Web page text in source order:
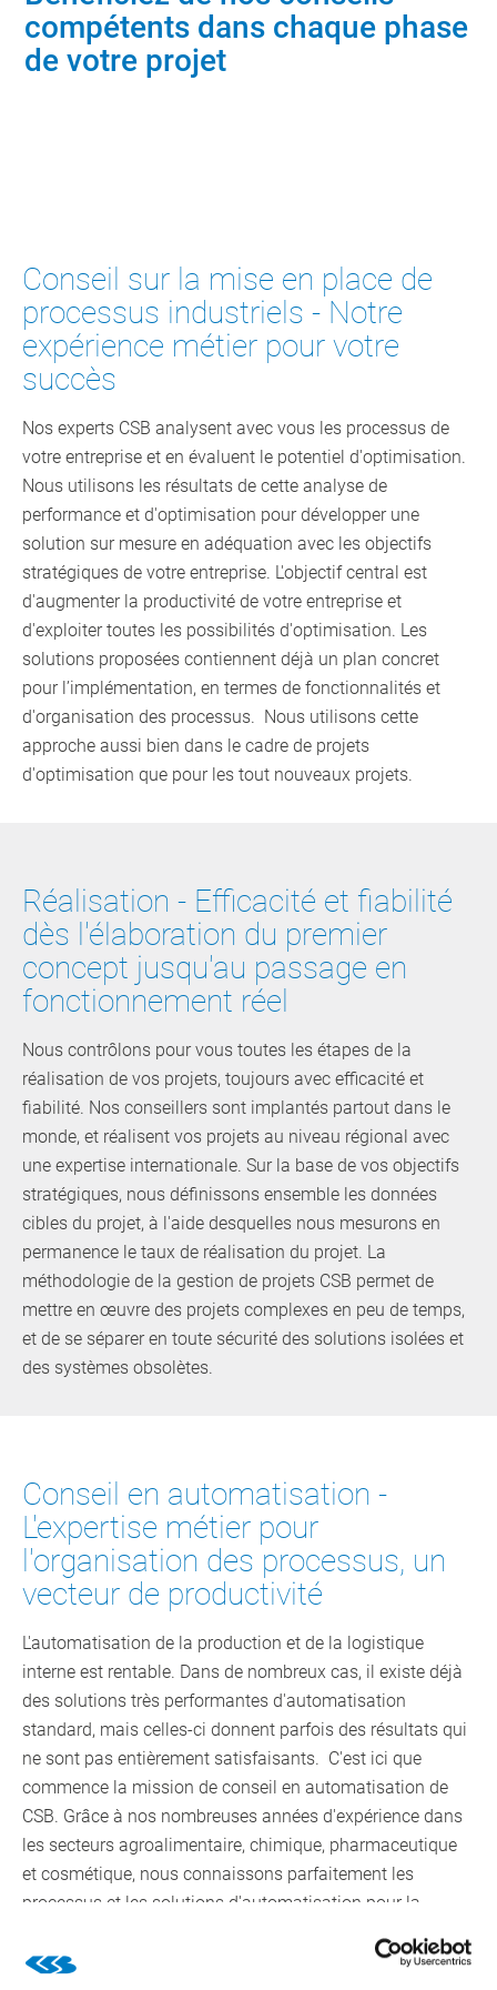
compétents dans chaque phase
de votre projet
Conseil sur la mise en place de
processus industriels - Notre
expérience métier pour votre
succès
Nos experts CSB analysent avec vous les processus de
votre entreprise et en évaluent le potentiel d'optimisation.
Nous utilisons les résultats de cette analyse de
performance et d'optimisation pour développer une
solution sur mesure en adéquation avec les objectifs
stratégiques de votre entreprise. L'objectif central est
d'augmenter la productivité de votre entreprise et
d'exploiter toutes les possibilités d'optimisation. Les
solutions proposées contiennent déjà un plan concret
pour l’implémentation, en termes de fonctionnalités et
d'organisation des processus. Nous utilisons cette
approche aussi bien dans le cadre de projets
d'optimisation que pour les tout nouveaux projets.
Réalisation - Efficacité et fiabilité
dès l'élaboration du premier
concept jusqu'au passage en
fonctionnement réel
Nous contrôlons pour vous toutes les étapes de la
réalisation de vos projets, toujours avec efficacité et
fiabilité. Nos conseillers sont implantés partout dans le
monde, et réalisent vos projets au niveau régional avec
une expertise internationale. Sur la base de vos objectifs
stratégiques, nous définissons ensemble les données
cibles du projet, à l'aide desquelles nous mesurons en
permanence le taux de réalisation du projet. La
méthodologie de la gestion de projets CSB permet de
mettre en œuvre des projets complexes en peu de temps,
et de se séparer en toute sécurité des solutions isolées et
des systèmes obsolètes.
Conseil en automatisation -
L'expertise métier pour
l'organisation des processus, un
vecteur de productivité
L'automatisation de la production et de la logistique
interne est rentable. Dans de nombreux cas, il existe déjà
des solutions très performantes d'automatisation
standard, mais celles-ci donnent parfois des résultats qui
ne sont pas entièrement satisfaisants. C'est ici que
commence la mission de conseil en automatisation de
CSB. Grâce à nos nombreuses années d'expérience dans
les secteurs agroalimentaire, chimique, pharmaceutique
et cosmétique, nous connaissons parfaitement les
processus et les solutions d'automatisation pour la
mesure de réaliser des concepts d'automatisation